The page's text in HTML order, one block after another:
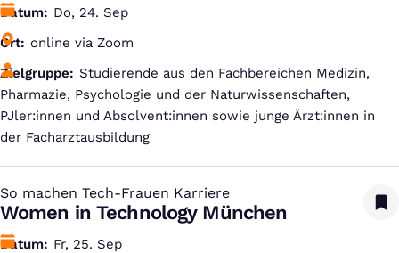
Datum
Do, 24. Sep
Ort
online via Zoom
Zielgruppe
Studierende aus den Fachbereichen Medizin,
Pharmazie, Psychologie und der Naturwissenschaften,
PJler:innen und Absolvent:innen sowie junge Ärzt:innen in
der Facharztausbildung
So machen Tech-Frauen Karriere
:
Women in Technology München
Datum
Fr, 25. Sep